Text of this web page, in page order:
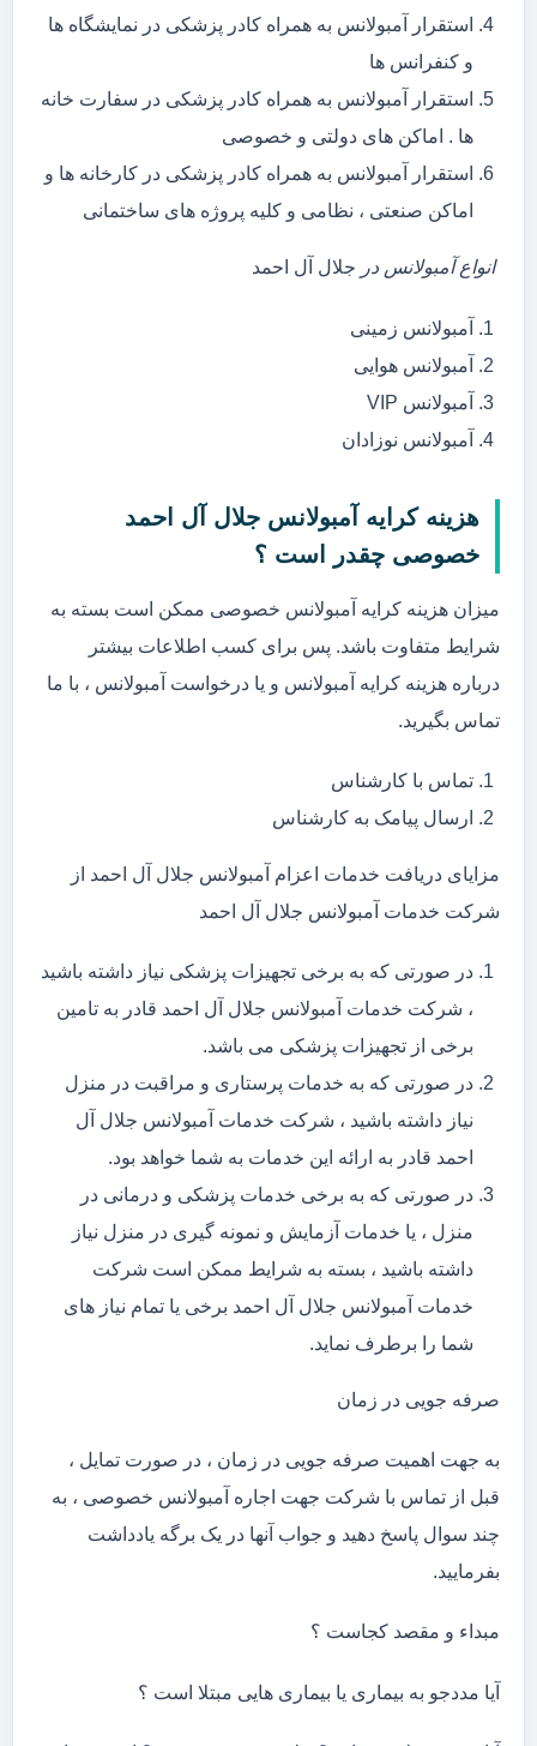
استقرار آمبولانس به همراه کادر پزشکی در نمایشگاه ها
و کنفرانس ها
استقرار آمبولانس به همراه کادر پزشکی در سفارت خانه
ها . اماکن های دولتی و خصوصی
استقرار آمبولانس به همراه کادر پزشکی در کارخانه ها و
اماکن صنعتی ، نظامی و کلیه پروژه های ساختمانی
انواع آمبولانس در جلال آل احمد
آمبولانس زمینی
آمبولانس هوایی
آمبولانس VIP
آمبولانس نوزادان
هزینه کرایه آمبولانس جلال آل احمد
خصوصی چقدر است ؟
میزان هزینه کرایه آمبولانس خصوصی ممکن است بسته به
شرایط متفاوت باشد. پس برای کسب اطلاعات بیشتر
درباره هزینه کرایه آمبولانس و یا درخواست آمبولانس ، با ما
تماس بگیرید.
تماس با کارشناس
ارسال پیامک به کارشناس
مزایای دریافت خدمات اعزام آمبولانس جلال آل احمد از
شرکت خدمات آمبولانس جلال آل احمد
در صورتی که به برخی تجهیزات پزشکی نیاز داشته باشید
، شرکت خدمات آمبولانس جلال آل احمد قادر به تامین
برخی از تجهیزات پزشکی می باشد.
در صورتی که به خدمات پرستاری و مراقبت در منزل
نیاز داشته باشید ، شرکت خدمات آمبولانس جلال آل
احمد قادر به ارائه این خدمات به شما خواهد بود.
در صورتی که به برخی خدمات پزشکی و درمانی در
منزل ، یا خدمات آزمایش و نمونه گیری در منزل نیاز
داشته باشید ، بسته به شرایط ممکن است شرکت
خدمات آمبولانس جلال آل احمد برخی یا تمام نیاز های
شما را برطرف نماید.
صرفه جویی در زمان
به جهت اهمیت صرفه جویی در زمان ، در صورت تمایل ،
قبل از تماس با شرکت جهت اجاره آمبولانس خصوصی ، به
چند سوال پاسخ دهید و جواب آنها در یک برگه یادداشت
بفرمایید.
مبداء و مقصد کجاست ؟
آیا مددجو به بیماری یا بیماری هایی مبتلا است ؟